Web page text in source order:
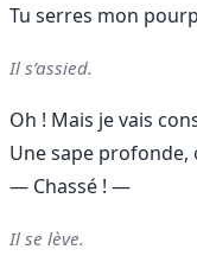
Tu serres mon
Il s’assied.
Oh ! Mais je vais
Une sape
— Chassé ! —
Il se lève.